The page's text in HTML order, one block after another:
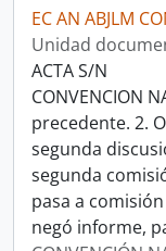
EC AN ABJLM
Unidad
ACTA S/N
CONVENCION
precedente. 2.
segunda
segunda
pasa a
negó informe,